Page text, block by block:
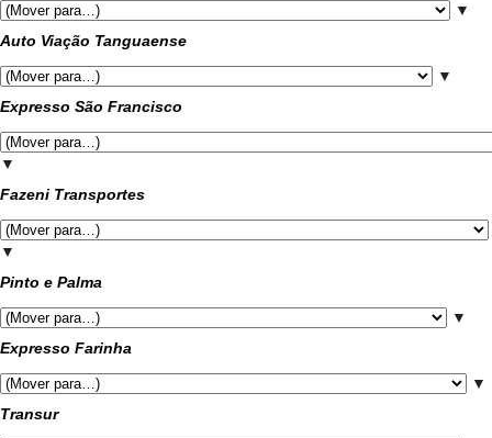
▼
Auto Viação Tanguaense
▼
Expresso São Francisco
▼
Fazeni Transportes
▼
Pinto e Palma
▼
Expresso Farinha
▼
Transur